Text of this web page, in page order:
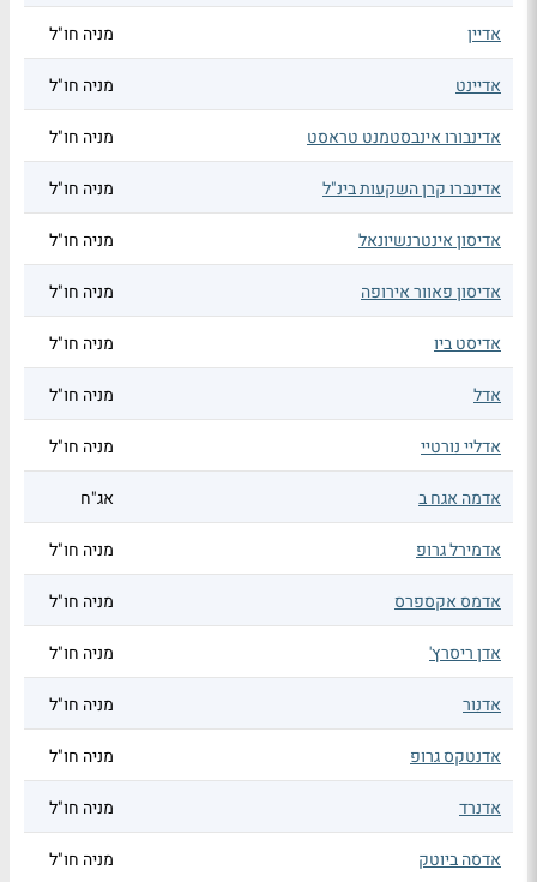
אדיין מניה חו"ל
אדיינט מניה חו"ל
אדינבורו אינבסטמנט טראסט מניה חו"ל
אדינברו קרן השקעות בינ"ל מניה חו"ל
אדיסון אינטרנשיונאל מניה חו"ל
אדיסון פאוור אירופה מניה חו"ל
אדיסט ביו מניה חו"ל
אדל מניה חו"ל
אדליי נורטיי מניה חו"ל
אדמה אגח ב אג"ח
אדמירל גרופ מניה חו"ל
אדמס אקספרס מניה חו"ל
אדן ריסרץ' מניה חו"ל
אדנור מניה חו"ל
אדנטקס גרופ מניה חו"ל
אדנרד מניה חו"ל
אדסה ביוטק מניה חו"ל